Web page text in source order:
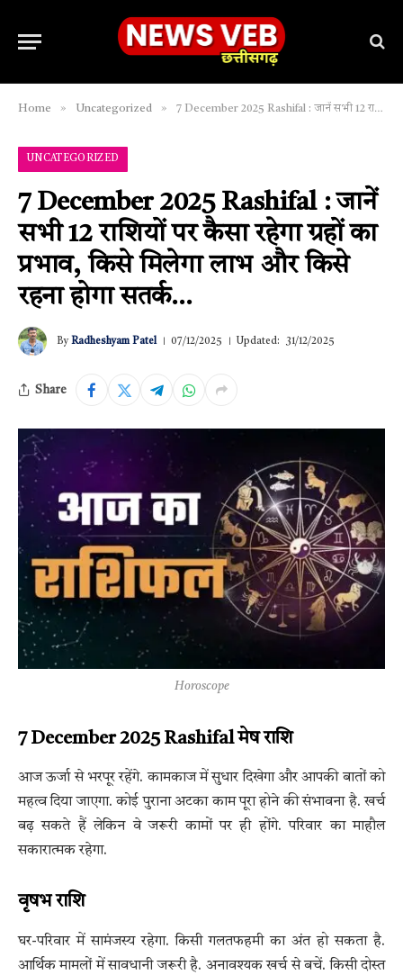
Home » Uncategorized » 7 December 2025 Rashifal : जानें सभी 12 राशियों पर कैसा रहेगा ग्रहों का प्रभाव, किसे मिलेगा लाभ और किसे रहना होगा सतर्क…
UNCATEGORIZED
7 December 2025 Rashifal : जानें
सभी 12 राशियों पर कैसा रहेगा ग्रहों का
प्रभाव, किसे मिलेगा लाभ और किसे
रहना होगा सतर्क…
By Radheshyam Patel 07/12/2025 Updated: 31/12/2025
Share
Horoscope
7 December 2025 Rashifal मेष राशि
आज ऊर्जा से भरपूर रहेंगे. कामकाज में सुधार दिखेगा और आपकी बातों को
महत्व दिया जाएगा. कोई पुराना अटका काम पूरा होने की संभावना है. खर्च
बढ़ सकते हैं लेकिन वे जरूरी कामों पर ही होंगे. परिवार का माहौल
सकारात्मक रहेगा.
वृषभ राशि
घर-परिवार में सामंजस्य रहेगा. किसी गलतफहमी का अंत हो सकता है.
आर्थिक मामलों में सावधानी जरूरी है. अनावश्यक खर्च से बचें. किसी दोस्त